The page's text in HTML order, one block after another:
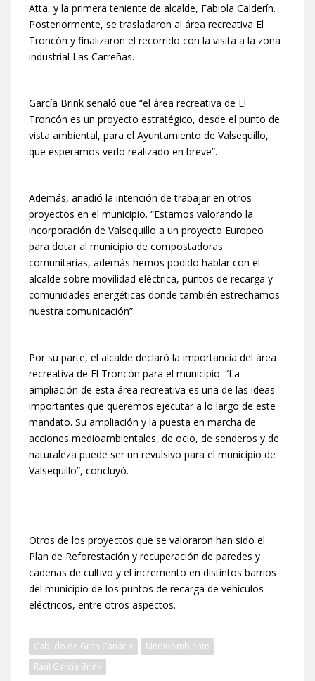
Atta, y la primera teniente de alcalde, Fabiola Calderín.
Posteriormente, se trasladaron al área recreativa El
Troncón y finalizaron el recorrido con la visita a la zona
industrial Las Carreñas.
García Brink señaló que “el área recreativa de El
Troncón es un proyecto estratégico, desde el punto de
vista ambiental, para el Ayuntamiento de Valsequillo,
que esperamos verlo realizado en breve”.
Además, añadió la intención de trabajar en otros
proyectos en el municipio. “Estamos valorando la
incorporación de Valsequillo a un proyecto Europeo
para dotar al municipio de compostadoras
comunitarias, además hemos podido hablar con el
alcalde sobre movilidad eléctrica, puntos de recarga y
comunidades energéticas donde también estrechamos
nuestra comunicación”.
Por su parte, el alcalde declaró la importancia del área
recreativa de El Troncón para el municipio. “La
ampliación de esta área recreativa es una de las ideas
importantes que queremos ejecutar a lo largo de este
mandato. Su ampliación y la puesta en marcha de
acciones medioambientales, de ocio, de senderos y de
naturaleza puede ser un revulsivo para el municipio de
Valsequillo”, concluyó.
Otros de los proyectos que se valoraron han sido el
Plan de Reforestación y recuperación de paredes y
cadenas de cultivo y el incremento en distintos barrios
del municipio de los puntos de recarga de vehículos
eléctricos, entre otros aspectos.
Cabildo de Gran Canaria
MedioAmbiente
Raúl García Brink